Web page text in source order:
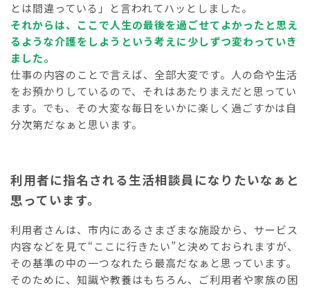
とは間違っている」と言われてハッとしました。
それからは、ここで人生の最後を過ごせてよかったと思え
るような介護をしようという考えに少しずつ変わっていき
ました。
仕事の内容のことで言えば、全部大変です。人の命や生活
をお預かりしているので、それはあたりまえだと思ってい
ます。でも、その大変な毎日をいかに楽しく過ごすかは自
分次第だなぁと思います。
利用者に指名される生活相談員になりたいなぁと
思っています。
利用者さんは、市内にあるさまざまな施設から、サービス
内容などを見て“ここに行きたい”と決めておられますが、
その基準の中の一つなれたら最高だなぁと思っています。
そのために、知識や教養はもちろん、ご利用者や家族の困